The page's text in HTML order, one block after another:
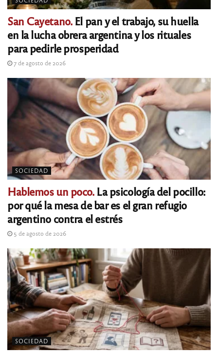
San Cayetano.El pan y el trabajo, su huella
en la lucha obrera argentina y los rituales
para pedirle prosperidad
7 de agosto de 2026
SOCIEDAD
Hablemos un poco.La psicología del pocillo:
por qué la mesa de bar es el gran refugio
argentino contra el estrés
5 de agosto de 2026
SOCIEDAD